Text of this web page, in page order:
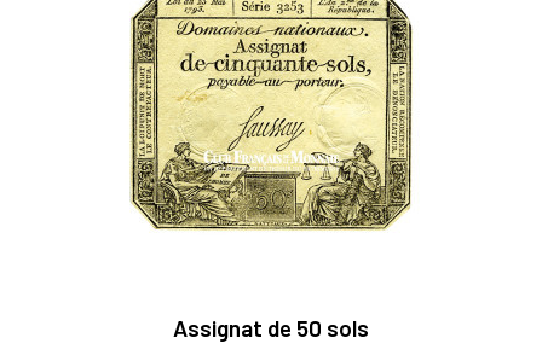
Assignat de 50 sols